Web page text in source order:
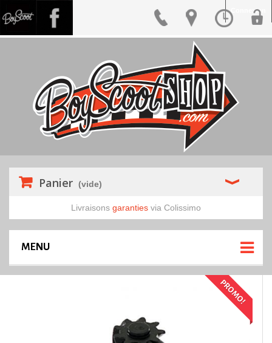
Connexion
Panier (vide)
Livraisons garanties via Colissimo
MENU
PROMO!